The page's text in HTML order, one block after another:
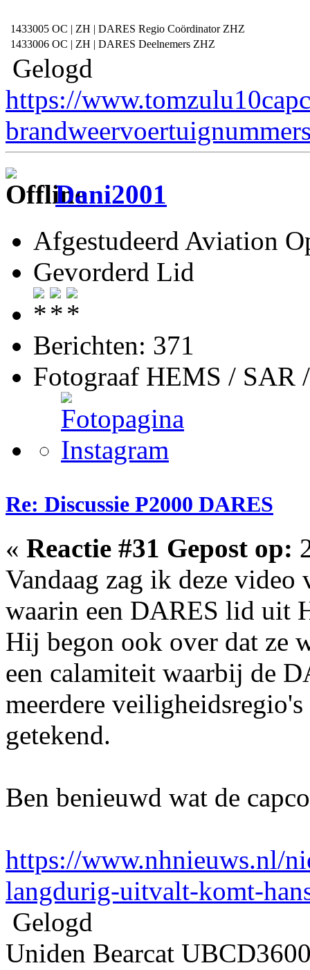
1433005 OC | ZH | DARES Regio Coördinator ZHZ
1433006 OC | ZH | DARES Deelnemers ZHZ
Gelogd
https://
Dani2001
Afgestudeerd Aviation
Gevorderd Lid
Berichten: 371
Fotograaf HEMS / SAR
Re: Discussie P2000 DARES
« Reactie #31 Gepost op:
Vandaag zag ik deze
waarin een DARES lid uit
Hij begon ook over dat ze
een calamiteit waarbij de
meerdere
getekend.
Ben benieuwd wat de
https://www.nhnieuws.nl/
langdurig-uitvalt-komt-
Gelogd
Uniden Bearcat